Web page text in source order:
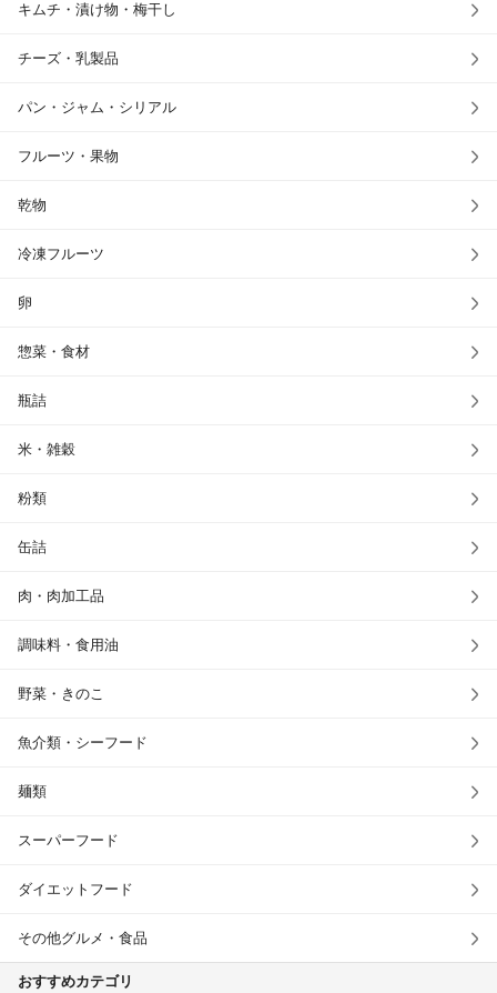
キムチ・漬け物・梅干し
チーズ・乳製品
パン・ジャム・シリアル
フルーツ・果物
乾物
冷凍フルーツ
卵
惣菜・食材
瓶詰
米・雑穀
粉類
缶詰
肉・肉加工品
調味料・食用油
野菜・きのこ
魚介類・シーフード
麺類
スーパーフード
ダイエットフード
その他グルメ・食品
おすすめカテゴリ